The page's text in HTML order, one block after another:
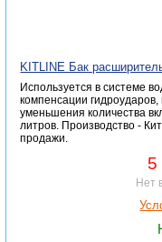
KITLINE Бак
Используется в системе
компенсации
уменьшения количества
литров. Производство -
продажи.
5
Нет